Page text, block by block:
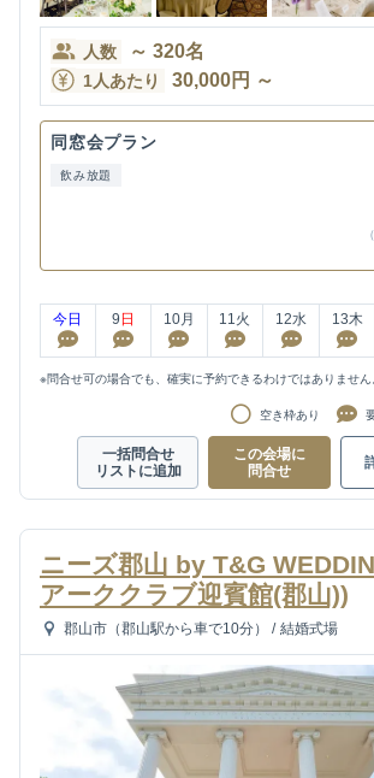
人数 ～ 320名
1人あたり 30,000円 ～
同窓会プラン
飲み放題
今日 9 日 10月 11 火 12水 13木
※問合せ可の場合でも、確実に予約できるわけではありません
空き枠あり
一括問合せ
リストに追加
この会場に
問合せ
ニーズ郡山 by T&G
アーククラブ迎賓館(郡山))
郡山市（郡山駅から車で10分） / 結婚式場